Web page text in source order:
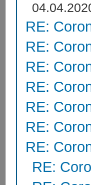
RE:
RE:
RE:
RE:
RE:
RE:
RE:
RE: